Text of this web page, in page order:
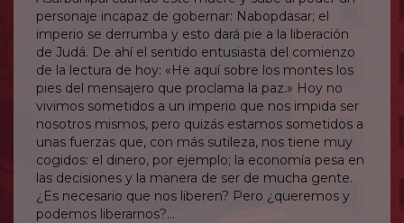
personaje incapaz de gobernar: Nabopdasar; el
imperio se derrumba y esto dará pie a la liberación
de Judá. De ahí el sentido entusiasta del comienzo
de la lectura de hoy: «He aquí sobre los montes los
pies del mensajero que proclama la paz.» Hoy no
vivimos sometidos a un imperio que nos impida ser
nosotros mismos, pero quizás estamos sometidos a
unas fuerzas que, con más sutileza, nos tiene muy
cogidos: el dinero, por ejemplo; la economía pesa en
las decisiones y la manera de ser de mucha gente.
¿Es necesario que nos liberen? Pero ¿queremos y
podemos liberarnos?